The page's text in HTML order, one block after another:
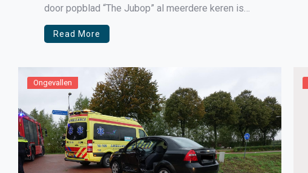
door popblad “The Jubop” al meerdere keren is
uitgeroepen tot de beste Rock ‘n Rollband van
Nederland, naar Café-zaal De Post in Midwoud.
Read More
Ongevallen